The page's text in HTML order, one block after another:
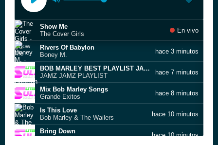
Show Me
The Cover Girls
En vivo
Rivers Of Babylon
Boney M.
hace 3 minutos
BOB MARLEY BEST PLAYLIST JAMZ
JAMZ JAMZ PLAYLIST
hace 7 minutos
Mix Bob Marley Songs
Grande Exitos
hace 8 minutos
Is This Love
Bob Marley & The Wailers
hace 10 minutos
Bring Down
hace 10 minutos